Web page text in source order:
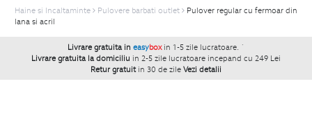
Haine si Incaltaminte Pulovere barbati outlet
Pulover regular cu fermoar din
lana si acril
Livrare gratuita in easybox in 1-5 zile lucratoare. `
Livrare gratuita la domiciliu in 2-5 zile lucratoare incepand cu 249 Lei
Retur gratuit in 30 de zile Vezi detalii